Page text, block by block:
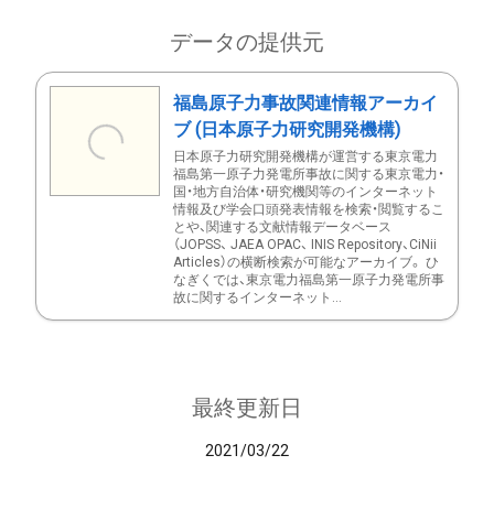
データの提供元
福島原子力事故関連情報アーカイ
ブ (日本原子力研究開発機構)
日本原子力研究開発機構が運営する東京電力
福島第一原子力発電所事故に関する東京電力・
国・地方自治体・研究機関等のインターネット
情報及び学会口頭発表情報を検索・閲覧するこ
とや、関連する文献情報データベース
（JOPSS、 JAEA OPAC、 INIS Repository、CiNii
Articles）の横断検索が可能なアーカイブ。 ひ
なぎくでは、東京電力福島第一原子力発電所事
故に関するインターネット...
最終更新日
2021/03/22